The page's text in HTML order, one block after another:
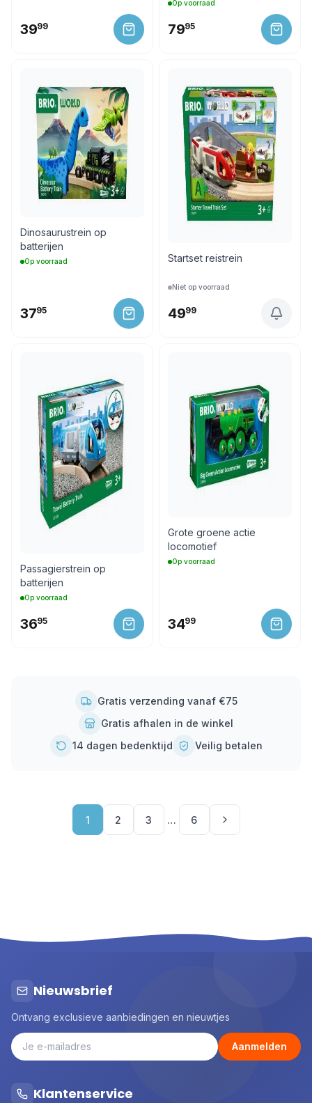
3999
Op voorraad
7995
Dinosaurustrein op
batterijen
Op voorraad
3795
Startset reistrein
Niet op voorraad
4999
Passagierstrein op
batterijen
Op voorraad
3695
Grote groene actie
locomotief
Op voorraad
3499
Gratis verzending vanaf €75
Gratis afhalen in de winkel
14 dagen bedenktijd
Veilig betalen
1 2 3 … 6
Nieuwsbrief
Ontvang exclusieve aanbiedingen en nieuwtjes
Aanmelden
Klantenservice